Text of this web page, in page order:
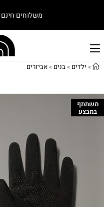
משלוחים חינם
» ילדים »בנים »אביזרים
משתתף
במבצע